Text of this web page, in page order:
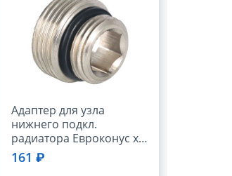
Адаптер для узла
нижнего подкл.
радиатора Евроконус х
1/2" VALTEC
161 ₽